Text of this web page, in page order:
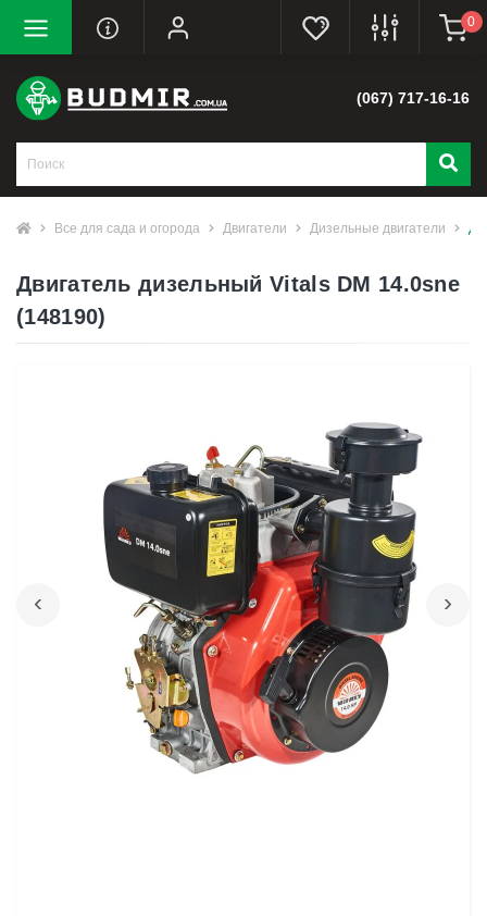
0
(067) 717-16-16
Все для сада и огорода Двигатели Дизельные двигатели
Двигатель дизельный Vitals DM 14.0sne
(148190)
‹ ›